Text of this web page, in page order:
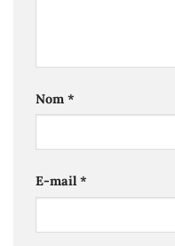
Nom *
E-mail*